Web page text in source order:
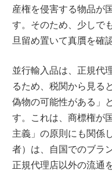
産権を侵害する物品が
す。そのため、少しで
旦留め置いて真贋を確
並行輸入品は、正規代
るため、税関から見る
偽物の可能性がある」
す。これは、商標権が
主義」の原則にも関係
者）は、自国でのブラ
正規代理店以外の流通